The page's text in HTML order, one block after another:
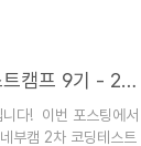
어가 가능했음문제
색 불가능원하는 시간
문제는 모두 어렵지
[네부캠] 네이버 부스트캠프 9기 - 2차 코딩테스트 회고
다! 이번 포스팅에서
부캠 2차 코딩테스트